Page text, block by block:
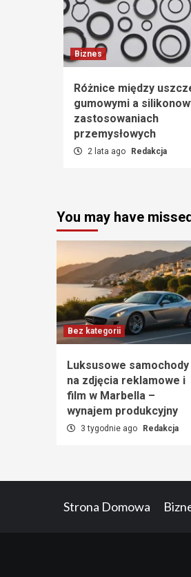
Biznes
Różnice między
gumowymi a
zastosowaniach
przemysłowych
2 lata ago Redakcja
You may have
Bez kategorii
Luksusowe samochody
na zdjęcia reklamowe i
film w Marbella –
wynajem produkcyjny
3 tygodnie ago Redakcja
Strona Domowa